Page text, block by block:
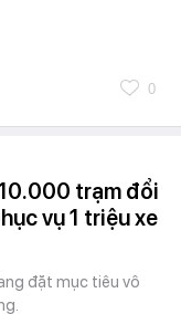
0
trạm đổi
vụ 1 triệu xe
đặt mục tiêu vô